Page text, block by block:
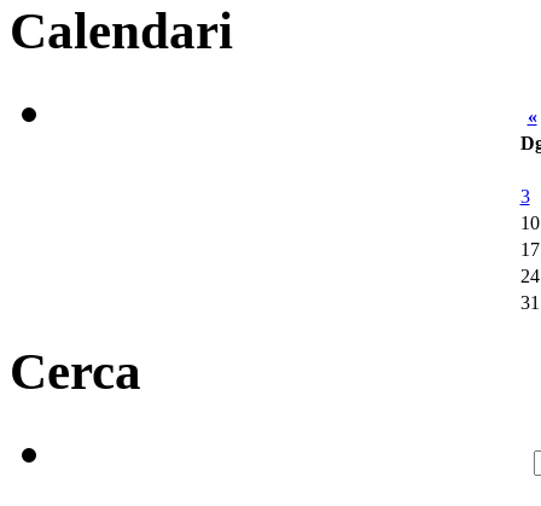
Calendari
«
3
10
17
24
31
Cerca